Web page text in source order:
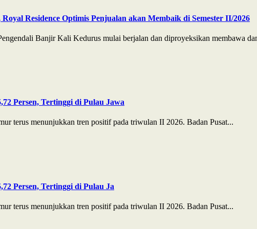
Residence Optimis Penjualan akan Membaik di Semester II/2026
Banjir Kali Kedurus mulai berjalan dan diproyeksikan membawa
Persen, Tertinggi di Pulau Jawa
terus menunjukkan tren positif pada triwulan II 2026. Badan Pusat...
Persen, Tertinggi di Pulau Ja
terus menunjukkan tren positif pada triwulan II 2026. Badan Pusat...